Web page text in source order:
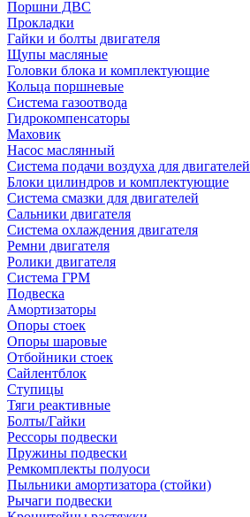
Поршни ДВС
Прокладки
Гайки и болты двигателя
Щупы масляные
Головки блока и комплектующие
Кольца поршневые
Система газоотвода
Гидрокомпенсаторы
Маховик
Насос маслянный
Система подачи воздуха для двигателей
Блоки цилиндров и комплектующие
Система смазки для двигателей
Сальники двигателя
Система охлаждения двигателя
Ремни двигателя
Ролики двигателя
Система ГРМ
Подвеска
Амортизаторы
Опоры стоек
Опоры шаровые
Отбойники стоек
Сайлентблок
Ступицы
Тяги реактивные
Болты/Гайки
Рессоры подвески
Пружины подвески
Ремкомплекты полуоси
Пыльники амортизатора (стойки)
Рычаги подвески